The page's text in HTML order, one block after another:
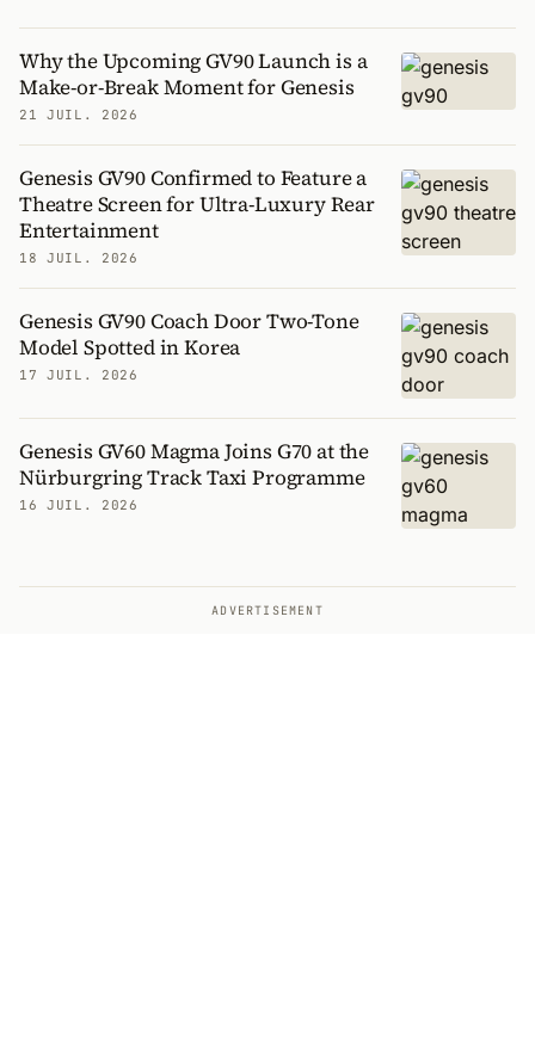
Why the Upcoming GV90 Launch is a
Make-or-Break Moment for Genesis
21 JUIL. 2026
Genesis GV90 Confirmed to Feature a
Theatre Screen for Ultra-Luxury Rear
Entertainment
18 JUIL. 2026
Genesis GV90 Coach Door Two-Tone
Model Spotted in Korea
17 JUIL. 2026
Genesis GV60 Magma Joins G70 at the
Nürburgring Track Taxi Programme
16 JUIL. 2026
ADVERTISEMENT